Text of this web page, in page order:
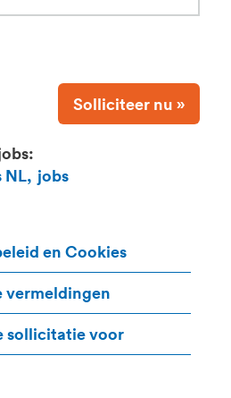
Solliciteer nu »
NL, jobs
en Cookies
vermeldingen
sollicitatie voor